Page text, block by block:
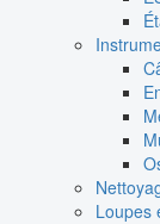
Loupes